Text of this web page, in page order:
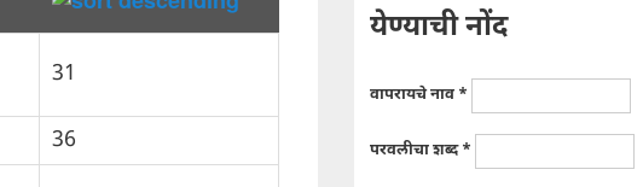
31
36
येण्याची नोंद
वापरायचे नाव *
परवलीचा शब्द*